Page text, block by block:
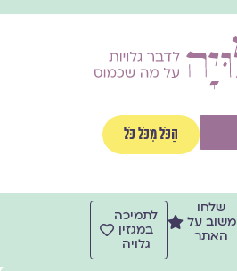
הַכֹּל מִכֹּל כֹּל
שלחו
משוב על
האתר
לתמיכה
במגזין
גלויה